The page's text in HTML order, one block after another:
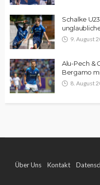
Schalke
9. August
Alu-Pech &
Bergamo
8. August
Über Uns Kontakt